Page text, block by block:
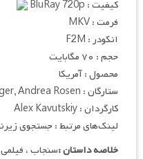
کیفیت : BluRay 720p
فرمت : MKV
انکودر : F2M
حجم : ۷۰ مگابایت
محصول : آمریکا
ستارگان : Max Jenkins, Kati Rediger, Andrea Rosen
کارگردان : Alex Kavutskiy
لینک‌های مرتبط : جستجوی
خلاصه داستان :